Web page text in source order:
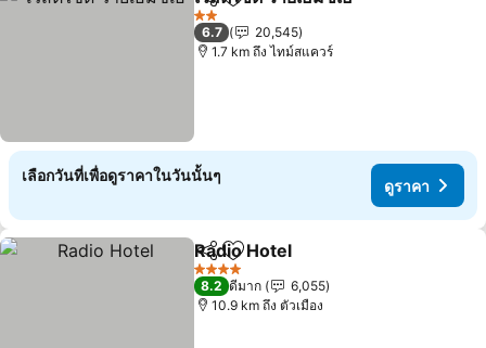
แชร์ เพิ่มในรายการโปรด
2 ดาว
6.7
20,545
1.7 km ถึง ไทม์สแควร์
เลือกวันที่เพื่อดูราคาในวันนั้นๆ
ดูราคา
แชร์ เพิ่มในรายการโปรด
Radio Hotel
4 ดาว
8.2 ดีมาก
6,055
10.9 km ถึง ตัวเมือง